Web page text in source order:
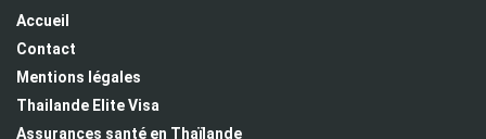
Accueil
Contact
Mentions légales
Thailande Elite Visa
Assurances santé en Thaïlande